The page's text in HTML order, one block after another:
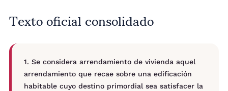
Texto oficial consolidado
1. Se considera arrendamiento de vivienda aquel
arrendamiento que recae sobre una edificación
habitable cuyo destino primordial sea satisfacer la